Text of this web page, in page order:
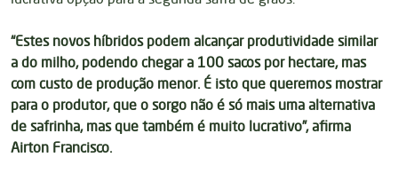
“Estes novos híbridos podem alcançar produtividade similar
a do milho, podendo chegar a 100 sacos por hectare, mas
com custo de produção menor. É isto que queremos mostrar
para o produtor, que o sorgo não é só mais uma alternativa
de safrinha, mas que também é muito lucrativo”, afirma
Airton Francisco.